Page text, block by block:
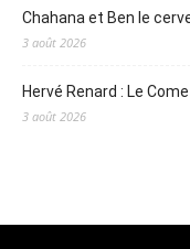
Chahana et Ben le
3 août 2026
Hervé Renard : Le
3 août 2026